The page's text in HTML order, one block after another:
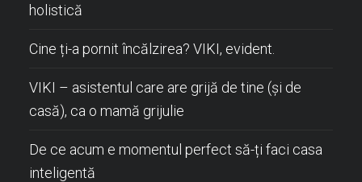
holistică
Cine ți-a pornit încălzirea? VIKI, evident.
VIKI – asistentul care are grijă de tine (și de
casă), ca o mamă grijulie
De ce acum e momentul perfect să-ți faci casa
inteligentă